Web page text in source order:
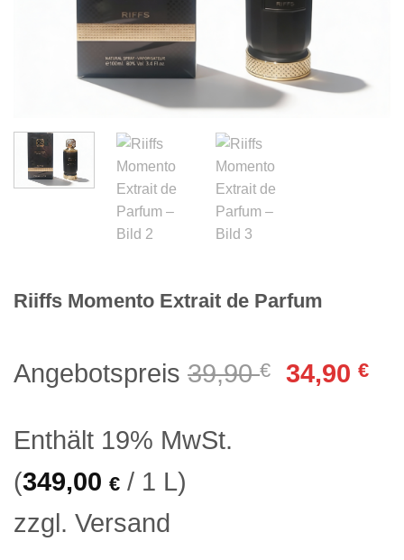
Riiffs Momento Extrait de Parfum
Angebotspreis 39,90€ 34,90 €
Enthält 19% MwSt.
(349,00 € / 1 L)
zzgl. Versand